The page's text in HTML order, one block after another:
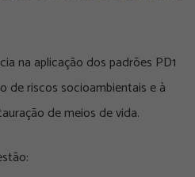
na aplicação dos padrões PD1
de riscos socioambientais e à
de meios de vida.